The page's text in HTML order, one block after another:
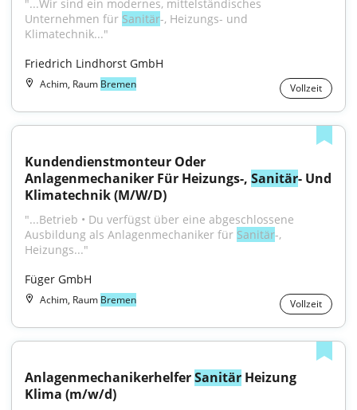
"...Wir sind ein modernes, mittelständisches
Unternehmen für Sanitär-, Heizungs- und
Klimatechnik..."
Friedrich Lindhorst GmbH
Achim, Raum Bremen Vollzeit
Kundendienstmonteur Oder
Anlagenmechaniker Für Heizungs-, Sanitär- Und
Klimatechnik (M/W/D)
"...Betrieb • Du verfügst über eine abgeschlossene
Ausbildung als Anlagenmechaniker für Sanitär-,
Heizungs..."
Füger GmbH
Achim, Raum Bremen Vollzeit
Anlagenmechanikerhelfer Sanitär Heizung
Klima (m/w/d)